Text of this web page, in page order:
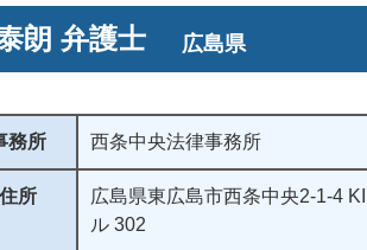
朗 弁護士 広島県
務所 西条中央法律事務所
住所
広島県東広島市西条中央2-1-4
ル 302